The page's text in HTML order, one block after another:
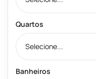
Quartos
Selecione...
Banheiros